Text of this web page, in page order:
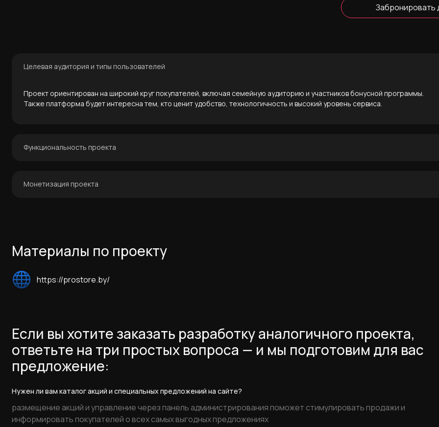
Забронировать
Целевая аудитория и типы пользователей
Проект ориентирован на широкий круг покупателей, включая семейную аудиторию и участников бонусной программы.
Также платформа будет интересна тем, кто ценит удобство, технологичность и высокий уровень сервиса.
Функциональность проекта
- интерактивная карта магазинов
Все элементы оптимизированы для мобильных устройств и обеспечивают быструю и стабильную загрузку.
Монетизация проекта
Материалы по проекту
https://prostore.by/
Если вы хотите заказать разработку аналогичного проекта,
ответьте на три простых вопроса — и мы подготовим для вас
предложение:
Нужен ли вам каталог акций и специальных предложений на сайте?